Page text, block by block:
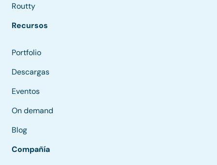
Routty
Recursos
Portfolio
Descargas
Eventos
On demand
Blog
Compañía